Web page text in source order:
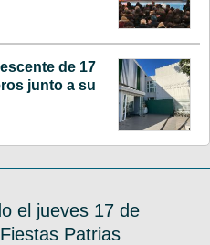
de 17
junto a su
el jueves 17 de
Patrias